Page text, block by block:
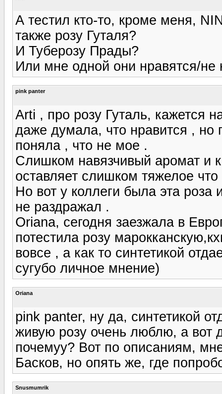
А тестил кто-то, кроме меня,
также розу Гуталя?
И Туберозу Прады?
Или мне одной они нравятся/не
pink panter
Arti , про розу Гуталь, кажется
даже думала, что нравится , но
поняла , что не мое .
Слишком навязчивый аромат и
оставляет слишком тяжелое
Но вот у коллеги была эта
не раздражал .
Oriana, сегодня заезжала в
потестила розу
вовсе , а как то синтетикой
сугубо личное мнение)
Oriana
pink panter, ну да, синтетикой
живую розу очень люблю, а
почемуу? Вот по описаниям,
Басков, но опять же, где
Snusmumrik